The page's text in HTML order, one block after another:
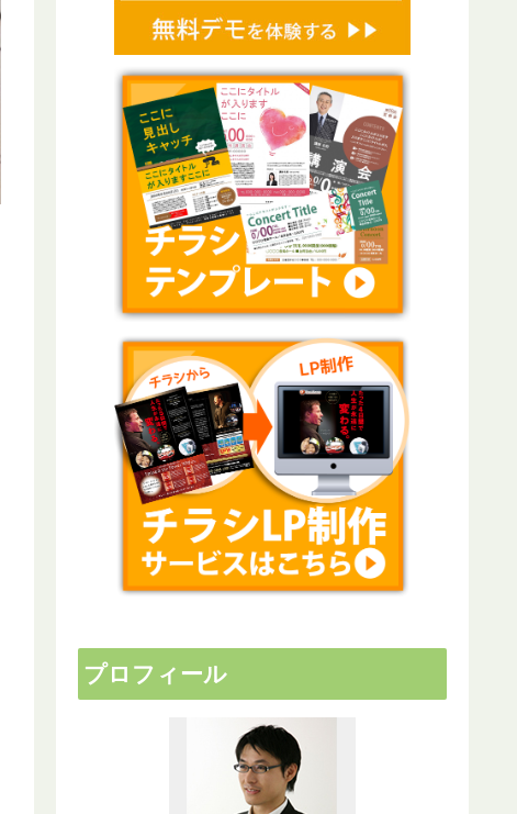
プロフィール